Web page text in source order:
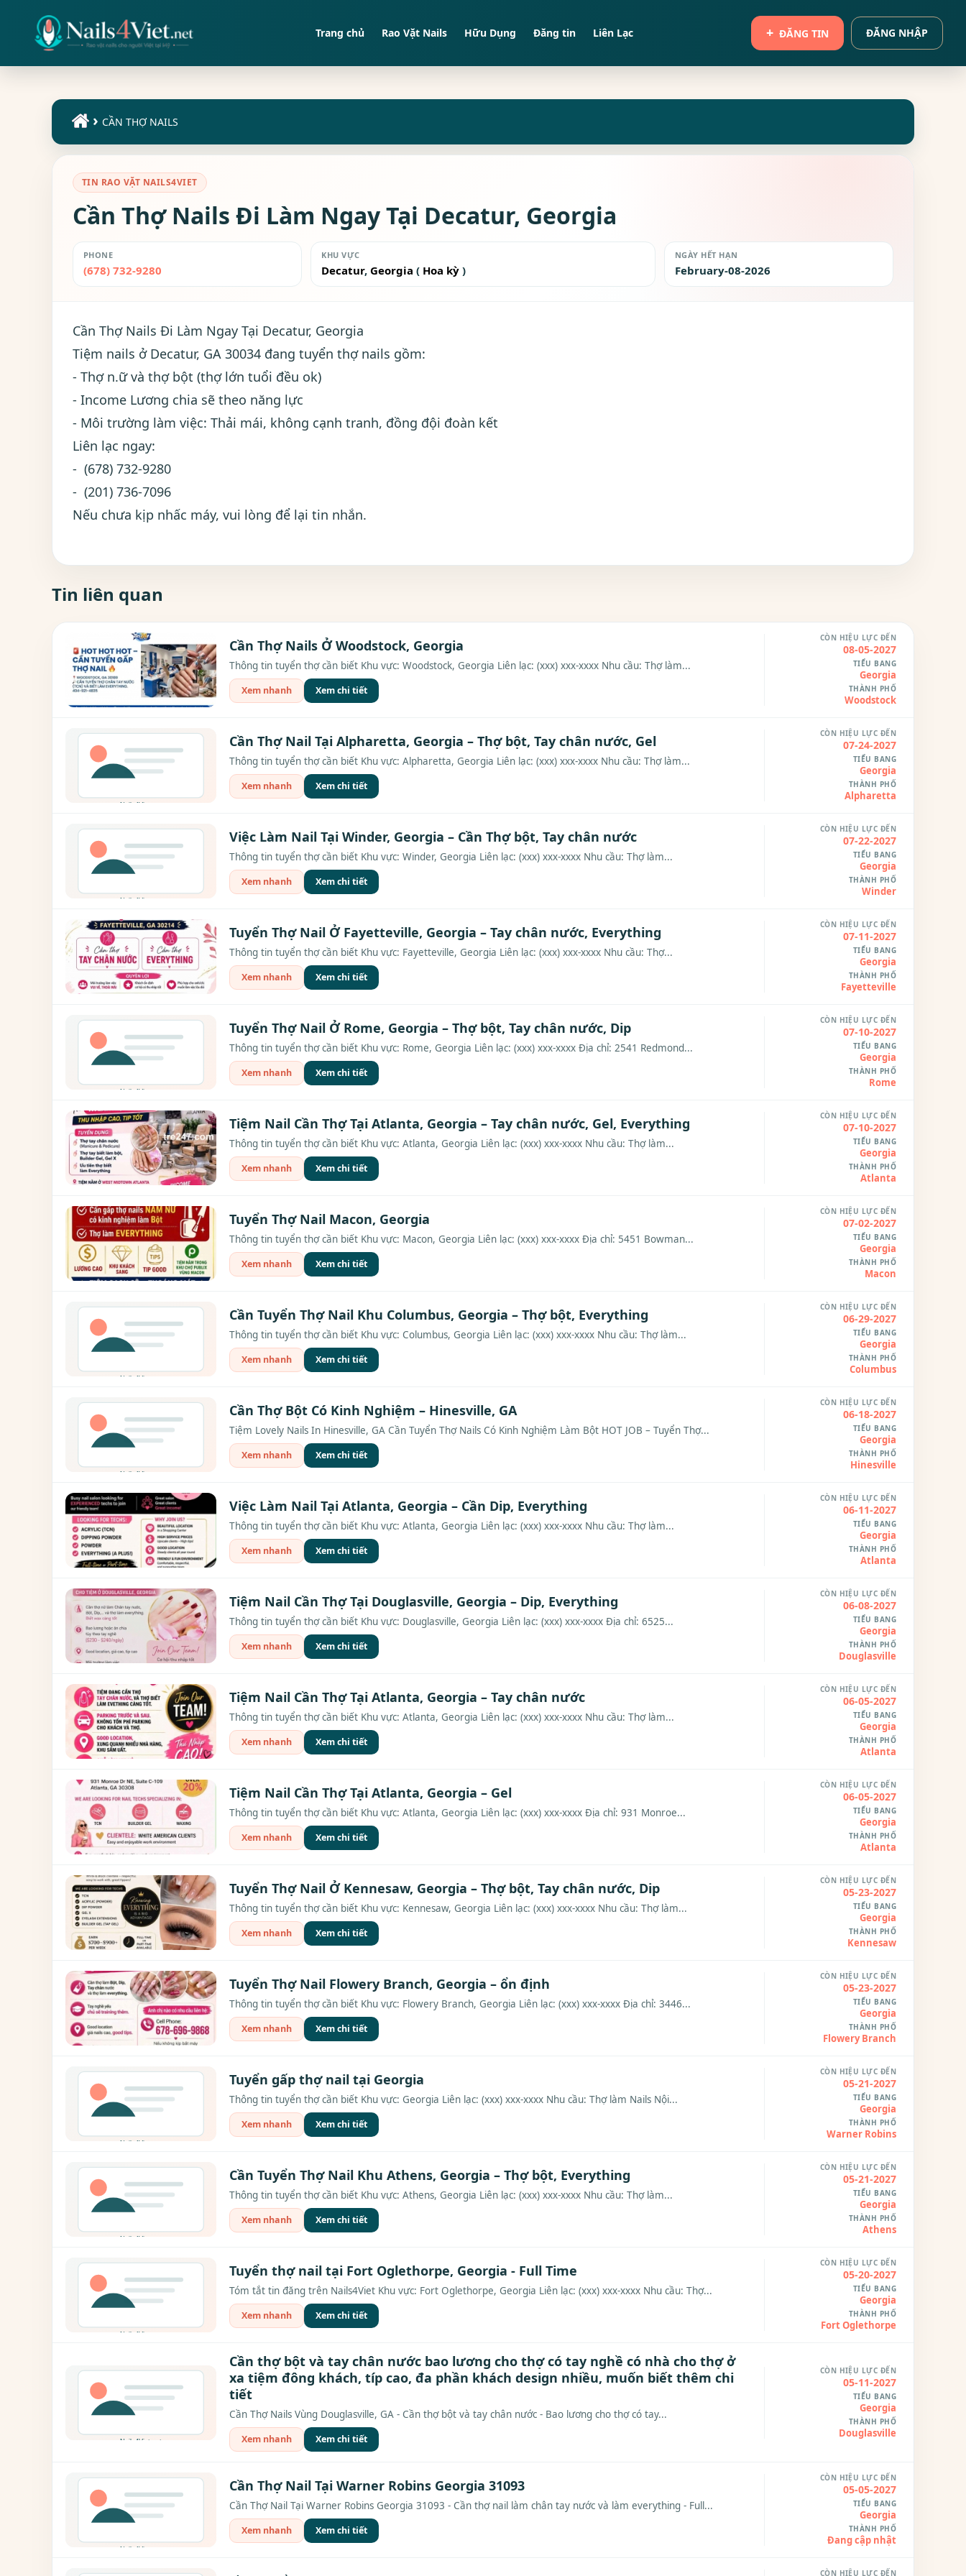
Trang chủ Rao Vặt Nails Hữu Dụng Đăng tin Liên Lạc ĐĂNG TIN ĐĂNG NHẬP
› CẦN THỢ NAILS
TIN RAO VẶT NAILS4VIET
Cần Thợ Nails Đi Làm Ngay Tại Decatur, Georgia
PHONE
(678) 732-9280
KHU VỰC
Decatur, Georgia ( Hoa kỳ )
NGÀY HẾT HẠN
February-08-2026
Cần Thợ Nails Đi Làm Ngay Tại Decatur, Georgia
Tiệm nails ở Decatur, GA 30034 đang tuyển thợ nails gồm:
- Thợ n.ữ và thợ bột (thợ lớn tuổi đều ok)
- Income Lương chia sẽ theo năng lực
- Môi trường làm việc: Thải mái, không cạnh tranh, đồng đội đoàn kết
Liên lạc ngay:
- (678) 732-9280
- (201) 736-7096
Nếu chưa kịp nhấc máy, vui lòng để lại tin nhắn.
Tin liên quan
Cần Thợ Nails Ở Woodstock, Georgia
Thông tin tuyển thợ cần biết Khu vực: Woodstock, Georgia Liên lạc: (xxx) xxx-xxxx Nhu cầu: Thợ làm...
Xem nhanh Xem chi tiết
CÒN HIỆU LỰC ĐẾN
08-05-2027
TIỂU BANG
Georgia
THÀNH PHỐ
Woodstock
Cần Thợ Nail Tại Alpharetta, Georgia – Thợ bột, Tay chân nước, Gel
Thông tin tuyển thợ cần biết Khu vực: Alpharetta, Georgia Liên lạc: (xxx) xxx-xxxx Nhu cầu: Thợ làm...
Xem nhanh Xem chi tiết
CÒN HIỆU LỰC ĐẾN
07-24-2027
TIỂU BANG
Georgia
THÀNH PHỐ
Alpharetta
Việc Làm Nail Tại Winder, Georgia – Cần Thợ bột, Tay chân nước
Thông tin tuyển thợ cần biết Khu vực: Winder, Georgia Liên lạc: (xxx) xxx-xxxx Nhu cầu: Thợ làm...
Xem nhanh Xem chi tiết
CÒN HIỆU LỰC ĐẾN
07-22-2027
TIỂU BANG
Georgia
THÀNH PHỐ
Winder
Tuyển Thợ Nail Ở Fayetteville, Georgia – Tay chân nước, Everything
Thông tin tuyển thợ cần biết Khu vực: Fayetteville, Georgia Liên lạc: (xxx) xxx-xxxx Nhu cầu: Thợ...
Xem nhanh Xem chi tiết
CÒN HIỆU LỰC ĐẾN
07-11-2027
TIỂU BANG
Georgia
THÀNH PHỐ
Fayetteville
Tuyển Thợ Nail Ở Rome, Georgia – Thợ bột, Tay chân nước, Dip
Thông tin tuyển thợ cần biết Khu vực: Rome, Georgia Liên lạc: (xxx) xxx-xxxx Địa chỉ: 2541 Redmond...
Xem nhanh Xem chi tiết
CÒN HIỆU LỰC ĐẾN
07-10-2027
TIỂU BANG
Georgia
THÀNH PHỐ
Rome
Tiệm Nail Cần Thợ Tại Atlanta, Georgia – Tay chân nước, Gel, Everything
Thông tin tuyển thợ cần biết Khu vực: Atlanta, Georgia Liên lạc: (xxx) xxx-xxxx Nhu cầu: Thợ làm...
Xem nhanh Xem chi tiết
CÒN HIỆU LỰC ĐẾN
07-10-2027
TIỂU BANG
Georgia
THÀNH PHỐ
Atlanta
Tuyển Thợ Nail Macon, Georgia
Thông tin tuyển thợ cần biết Khu vực: Macon, Georgia Liên lạc: (xxx) xxx-xxxx Địa chỉ: 5451 Bowman...
Xem nhanh Xem chi tiết
CÒN HIỆU LỰC ĐẾN
07-02-2027
TIỂU BANG
Georgia
THÀNH PHỐ
Macon
Cần Tuyển Thợ Nail Khu Columbus, Georgia – Thợ bột, Everything
Thông tin tuyển thợ cần biết Khu vực: Columbus, Georgia Liên lạc: (xxx) xxx-xxxx Nhu cầu: Thợ làm...
Xem nhanh Xem chi tiết
CÒN HIỆU LỰC ĐẾN
06-29-2027
TIỂU BANG
Georgia
THÀNH PHỐ
Columbus
Cần Thợ Bột Có Kinh Nghiệm – Hinesville, GA
Tiệm Lovely Nails In Hinesville, GA Cần Tuyển Thợ Nails Có Kinh Nghiệm Làm Bột HOT JOB – Tuyển Thợ...
Xem nhanh Xem chi tiết
CÒN HIỆU LỰC ĐẾN
06-18-2027
TIỂU BANG
Georgia
THÀNH PHỐ
Hinesville
Việc Làm Nail Tại Atlanta, Georgia – Cần Dip, Everything
Thông tin tuyển thợ cần biết Khu vực: Atlanta, Georgia Liên lạc: (xxx) xxx-xxxx Nhu cầu: Thợ làm...
Xem nhanh Xem chi tiết
CÒN HIỆU LỰC ĐẾN
06-11-2027
TIỂU BANG
Georgia
THÀNH PHỐ
Atlanta
Tiệm Nail Cần Thợ Tại Douglasville, Georgia – Dip, Everything
Thông tin tuyển thợ cần biết Khu vực: Douglasville, Georgia Liên lạc: (xxx) xxx-xxxx Địa chỉ: 6525...
Xem nhanh Xem chi tiết
CÒN HIỆU LỰC ĐẾN
06-08-2027
TIỂU BANG
Georgia
THÀNH PHỐ
Douglasville
Tiệm Nail Cần Thợ Tại Atlanta, Georgia – Tay chân nước
Thông tin tuyển thợ cần biết Khu vực: Atlanta, Georgia Liên lạc: (xxx) xxx-xxxx Nhu cầu: Thợ làm...
Xem nhanh Xem chi tiết
CÒN HIỆU LỰC ĐẾN
06-05-2027
TIỂU BANG
Georgia
THÀNH PHỐ
Atlanta
Tiệm Nail Cần Thợ Tại Atlanta, Georgia – Gel
Thông tin tuyển thợ cần biết Khu vực: Atlanta, Georgia Liên lạc: (xxx) xxx-xxxx Địa chỉ: 931 Monroe...
Xem nhanh Xem chi tiết
CÒN HIỆU LỰC ĐẾN
06-05-2027
TIỂU BANG
Georgia
THÀNH PHỐ
Atlanta
Tuyển Thợ Nail Ở Kennesaw, Georgia – Thợ bột, Tay chân nước, Dip
Thông tin tuyển thợ cần biết Khu vực: Kennesaw, Georgia Liên lạc: (xxx) xxx-xxxx Nhu cầu: Thợ làm...
Xem nhanh Xem chi tiết
CÒN HIỆU LỰC ĐẾN
05-23-2027
TIỂU BANG
Georgia
THÀNH PHỐ
Kennesaw
Tuyển Thợ Nail Flowery Branch, Georgia – ổn định
Thông tin tuyển thợ cần biết Khu vực: Flowery Branch, Georgia Liên lạc: (xxx) xxx-xxxx Địa chỉ: 3446...
Xem nhanh Xem chi tiết
CÒN HIỆU LỰC ĐẾN
05-23-2027
TIỂU BANG
Georgia
THÀNH PHỐ
Flowery Branch
Tuyển gấp thợ nail tại Georgia
Thông tin tuyển thợ cần biết Khu vực: Georgia Liên lạc: (xxx) xxx-xxxx Nhu cầu: Thợ làm Nails Nội...
Xem nhanh Xem chi tiết
CÒN HIỆU LỰC ĐẾN
05-21-2027
TIỂU BANG
Georgia
THÀNH PHỐ
Warner Robins
Cần Tuyển Thợ Nail Khu Athens, Georgia – Thợ bột, Everything
Thông tin tuyển thợ cần biết Khu vực: Athens, Georgia Liên lạc: (xxx) xxx-xxxx Nhu cầu: Thợ làm...
Xem nhanh Xem chi tiết
CÒN HIỆU LỰC ĐẾN
05-21-2027
TIỂU BANG
Georgia
THÀNH PHỐ
Athens
Tuyển thợ nail tại Fort Oglethorpe, Georgia - Full Time
Tóm tắt tin đăng trên Nails4Viet Khu vực: Fort Oglethorpe, Georgia Liên lạc: (xxx) xxx-xxxx Nhu cầu: Thợ...
Xem nhanh Xem chi tiết
CÒN HIỆU LỰC ĐẾN
05-20-2027
TIỂU BANG
Georgia
THÀNH PHỐ
Fort Oglethorpe
Cần thợ bột và tay chân nước bao lương cho thợ có tay nghề có nhà cho thợ ở
xa tiệm đông khách, típ cao, đa phần khách design nhiều, muốn biết thêm chi
tiết
Cần Thợ Nails Vùng Douglasville, GA - Cần thợ bột và tay chân nước - Bao lương cho thợ có tay...
Xem nhanh Xem chi tiết
CÒN HIỆU LỰC ĐẾN
05-11-2027
TIỂU BANG
Georgia
THÀNH PHỐ
Douglasville
Cần Thợ Nail Tại Warner Robins Georgia 31093
Cần Thợ Nail Tại Warner Robins Georgia 31093 - Cần thợ nail làm chân tay nước và làm everything - Full...
Xem nhanh Xem chi tiết
CÒN HIỆU LỰC ĐẾN
05-05-2027
TIỂU BANG
Georgia
THÀNH PHỐ
Đang cập nhật
CÒN HIỆU LỰC ĐẾN